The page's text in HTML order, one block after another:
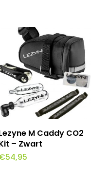
Toevoegen Aan
Winkelwagen
M Caddy CO2
– Zwart
54,95